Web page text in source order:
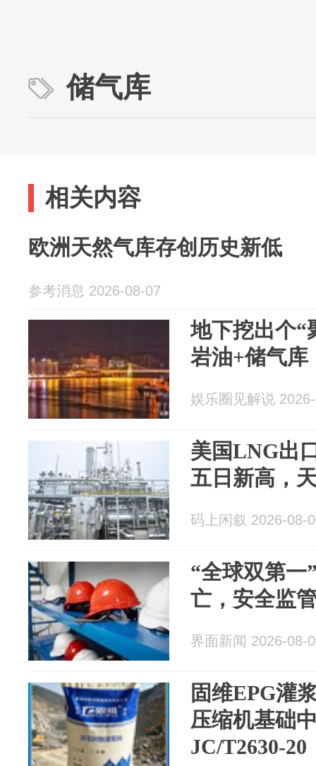
储气库
相关内容
欧洲天然气库存创历史新低
参考消息 2026-08-07
地下挖出个“
岩油+储气库
娱乐圈见解说
美国LNG出
五日新高，
码上闲叙 2026-08-
“全球双第一
亡，安全监
界面新闻 2026-08-
固维EPG灌
压缩机基础
JC/T2630-20